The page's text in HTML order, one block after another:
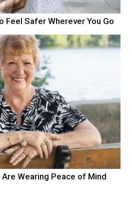
Feel Safer Wherever You Go
Wearing Peace of Mind